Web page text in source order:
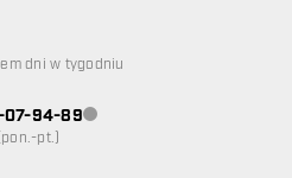
klienta niedostępna
dni w tygodniu
07-94-89Obsługa klienta niedostępna
pt.)